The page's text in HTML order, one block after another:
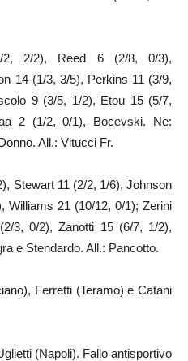
2, 2/2), Reed 6 (2/8, 0/3),
14 (1/3, 3/5), Perkins 11 (3/9,
9 (3/5, 1/2), Etou 15 (5/7,
2 (1/2, 0/1), Bocevski. Ne:
All.: Vitucci Fr.
Stewart 11 (2/2, 1/6), Johnson
Williams 21 (10/12, 0/1); Zerini
3, 0/2), Zanotti 15 (6/7, 1/2),
e Stendardo. All.: Pancotto.
Ferretti (Teramo) e Catani
(Napoli). Fallo antisportivo